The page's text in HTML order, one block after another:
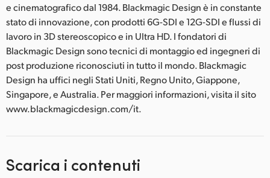
e cinematografico dal 1984. Blackmagic Design è in constante
stato di innovazione, con prodotti 6G-SDI e 12G-SDI e flussi di
lavoro in 3D stereoscopico e in Ultra HD. I fondatori di
Blackmagic Design sono tecnici di montaggio ed ingegneri di
post produzione riconosciuti in tutto il mondo. Blackmagic
Design ha uffici negli Stati Uniti, Regno Unito, Giappone,
Singapore, e Australia. Per maggiori informazioni, visita il sito
www.blackmagicdesign.com/it.
Scarica i contenuti